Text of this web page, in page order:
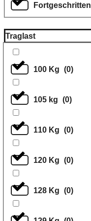
Fortgeschritten
Traglast
100 Kg (0)
105 kg (0)
110 Kg (0)
120 Kg (0)
128 Kg (0)